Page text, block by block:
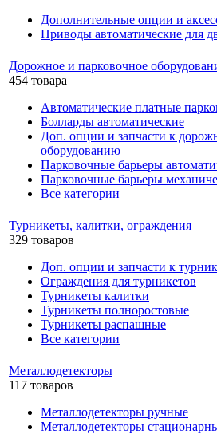
Дополнительные опции и
Приводы автоматические для
Дорожное и парковочное
454 товара
Автоматические платные
Болларды автоматические
Доп. опции и запчасти к
оборудованию
Парковочные барьеры
Парковочные барьеры
Все категории
Турникеты, калитки, ограждения
329 товаров
Доп. опции и запчасти к
Ограждения для турникетов
Турникеты калитки
Турникеты полноростовые
Турникеты распашные
Все категории
Металлодетекторы
117 товаров
Металлодетекторы ручные
Металлодетекторы